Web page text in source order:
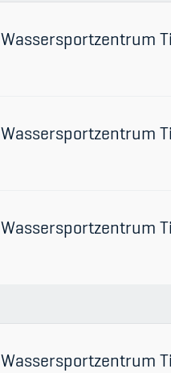
Wassersportzentrum
Wassersportzentrum
Wassersportzentrum
Wassersportzentrum